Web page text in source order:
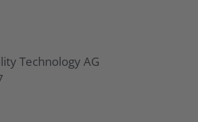
Technology AG